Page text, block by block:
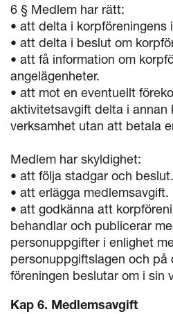
6 § Medlem har rätt:
• att delta i korpföreningens
• att delta i beslut om
• att få information om
angelägenheter.
• att mot en eventuellt
aktivitetsavgift delta i annan
verksamhet utan att betala
Medlem har skyldighet:
• att följa stadgar och beslut.
• att erlägga medlemsavgift.
• att godkänna att
behandlar och publicerar
personuppgifter i enlighet
personuppgiftslagen och på
föreningen beslutar om i sin
Kap 6. Medlemsavgift